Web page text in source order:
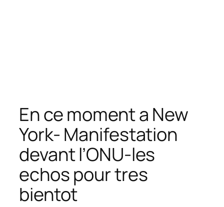
En ce moment a New
York- Manifestation
devant l’ONU-les
echos pour tres
bientot